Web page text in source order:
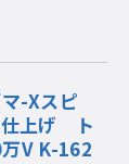
-Xスピ
上げ ト
V K-162